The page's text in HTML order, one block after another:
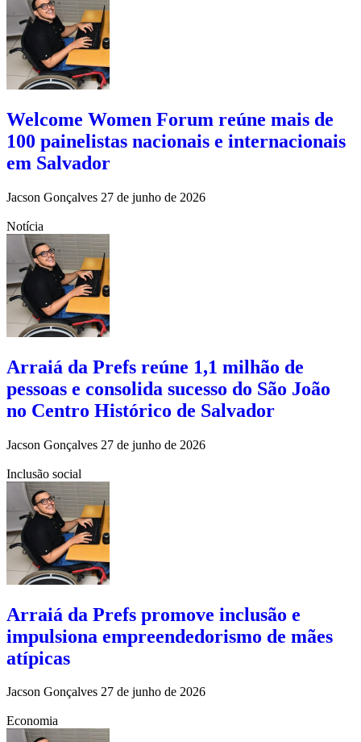
Welcome Women Forum reúne mais de
100 painelistas nacionais e internacionais
em Salvador
Jacson Gonçalves 27 de junho de 2026
Notícia
Arraiá da Prefs reúne 1,1 milhão de
pessoas e consolida sucesso do São João
no Centro Histórico de Salvador
Jacson Gonçalves 27 de junho de 2026
Inclusão social
Arraiá da Prefs promove inclusão e
impulsiona empreendedorismo de mães
atípicas
Jacson Gonçalves 27 de junho de 2026
Economia